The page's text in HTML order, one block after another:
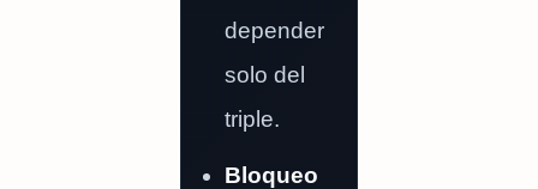
depender
solo del
triple.
Bloqueo